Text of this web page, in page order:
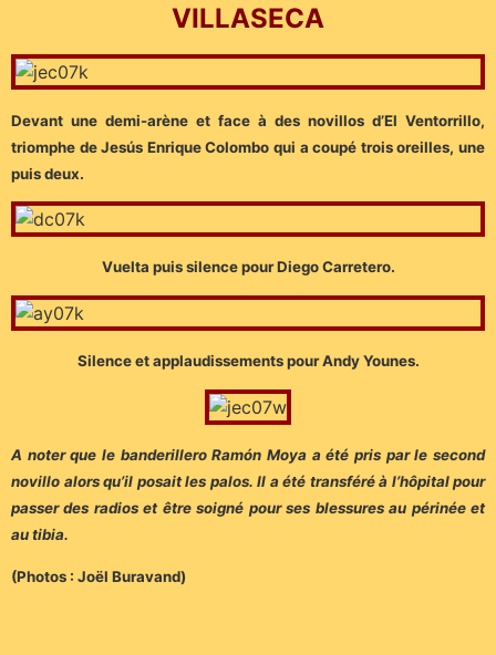
VILLASECA
Devant une demi-arène et face à des novillos d’El Ventorrillo,
triomphe de Jesús Enrique Colombo qui a coupé trois oreilles, une
puis deux.
Vuelta puis silence pour Diego Carretero.
Silence et applaudissements pour Andy Younes.
A noter que le banderillero Ramón Moya a été pris par le second
novillo alors qu’il posait les palos. Il a été transféré à l’hôpital pour
passer des radios et être soigné pour ses blessures au périnée et
au tibia.
(Photos : Joël Buravand)